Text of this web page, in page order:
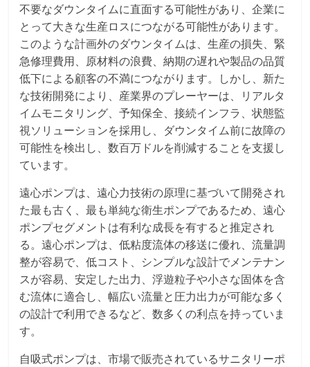
不要なダウンタイムに直面する可能性があり、企業に
とって大きな生産ロスにつながる可能性があります。
このような計画外のダウンタイムは、生産の損失、緊
急修理費用、原材料の浪費、納期の遅れや製品の品質
低下による顧客の不満につながります。しかし、新た
な技術開発により、産業界のプレーヤーは、リアルタ
イムモニタリング、予知保全、接続インフラ、状態監
視ソリューションを採用し、ダウンタイム前に故障の
可能性を検出し、数百万ドルを削減することを支援し
ています。
遠心ポンプは、遠心力技術の原理に基づいて開発され
た最も古く、最も単純な衛生ポンプであるため、遠心
ポンプセグメントは有利な成長を有すると推定され
る。遠心ポンプは、低粘度流体の移送に優れ、流量調
整が容易で、低コスト、シンプルな設計でメンテナン
スが容易、安定した出力、浮遊粒子や小さな固体を含
む流体に適合し、幅広い流量と圧力出力が可能な多く
の設計で利用できるなど、数多くの利点を持っていま
す。
自吸式ポンプは、市場で販売されているサニタリーポ